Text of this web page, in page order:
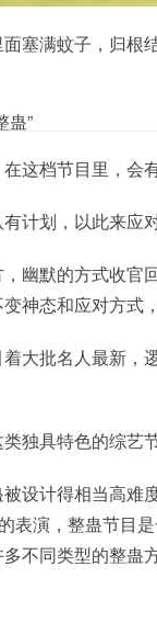
塞满蚊子，归根
蛊”
这档节目里，会
计划，以此来应
幽默的方式收官
神态和应对方式
大批名人最新
独具特色的综艺
设计得相当高难
表演，整蛊节目
不同类型的整蛊